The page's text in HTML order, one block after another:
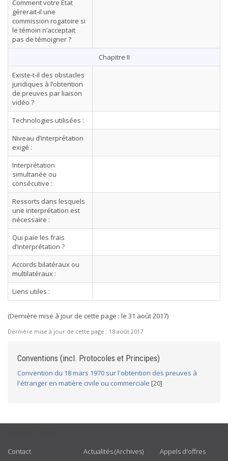
Comment votre État
gérerait-il une
commission rogatoire si
le témoin n’acceptait
pas de témoigner ?
Chapitre II
Existe-t-il des obstacles
juridiques à l’obtention
de preuves par liaison
vidéo ?
Technologies utilisées :
Niveau d’interprétation
exigé :
Interprétation
simultanée ou
consécutive :
Ressorts dans lesquels
une interprétation est
nécessaire :
Qui paie les frais
d’interprétation ?
Accords bilatéraux ou
multilatéraux :
Liens utiles :
(Dernière mise à jour de cette page : le 31 août 2017)
Dernière mise à jour de cette page : 18 août 2017
Conventions (incl. Protocoles et Principes)
Convention du 18 mars 1970 sur l'obtention des preuves à
l'étranger en matière civile ou commerciale [20]
Contact Actualités (Archives) Appels d'offres